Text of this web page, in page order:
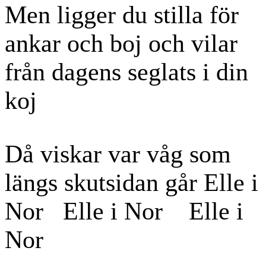
Men ligger du stilla för
ankar och boj och vilar
från dagens seglats i din
koj
Då viskar var våg som
längs skutsidan går Elle i
Nor Elle i Nor Elle i
Nor